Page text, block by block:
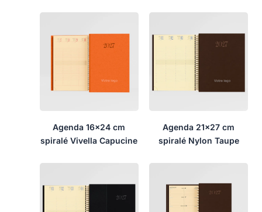
Agenda 16×24 cm
spiralé Vivella Capucine
Agenda 21×27 cm
spiralé Nylon Taupe